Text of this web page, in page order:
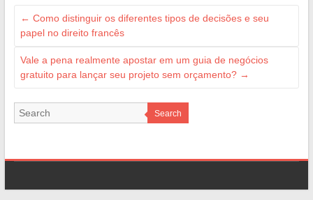
← Como distinguir os diferentes tipos de decisões e seu
papel no direito francês
Vale a pena realmente apostar em um guia de negócios
gratuito para lançar seu projeto sem orçamento? →
Search